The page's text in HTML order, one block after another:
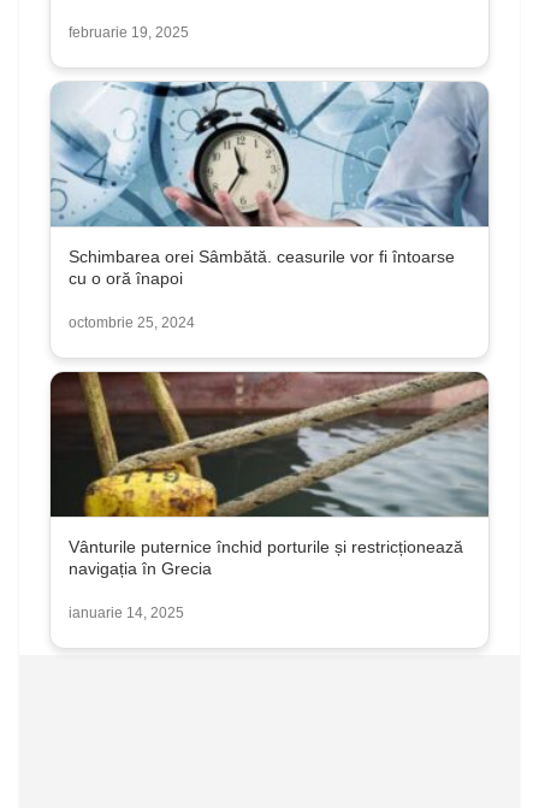
februarie 19, 2025
Schimbarea orei Sâmbătă. ceasurile vor fi întoarse
cu o oră înapoi
octombrie 25, 2024
Vânturile puternice închid porturile și restricționează
navigația în Grecia
ianuarie 14, 2025